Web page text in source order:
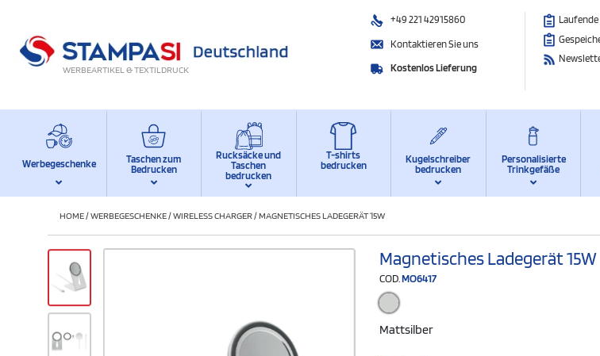
WERBEARTIKEL & TEXTILDRUCK
+49 221 42915860
Kontaktieren Sie uns
Kostenlos Lieferung
Werbegeschenke
Taschen zum
Bedrucken
Rucksäcke und
Taschen
bedrucken
T-shirts
bedrucken
Kugelschreiber
bedrucken
Personalisierte
Trinkgefäße
HOME/WERBEGESCHENKE/WIRELESS CHARGER/MAGNETISCHES LADEGERÄT 15W
Magnetisches Ladegerät 15W
COD.MO6417
Mattsilber